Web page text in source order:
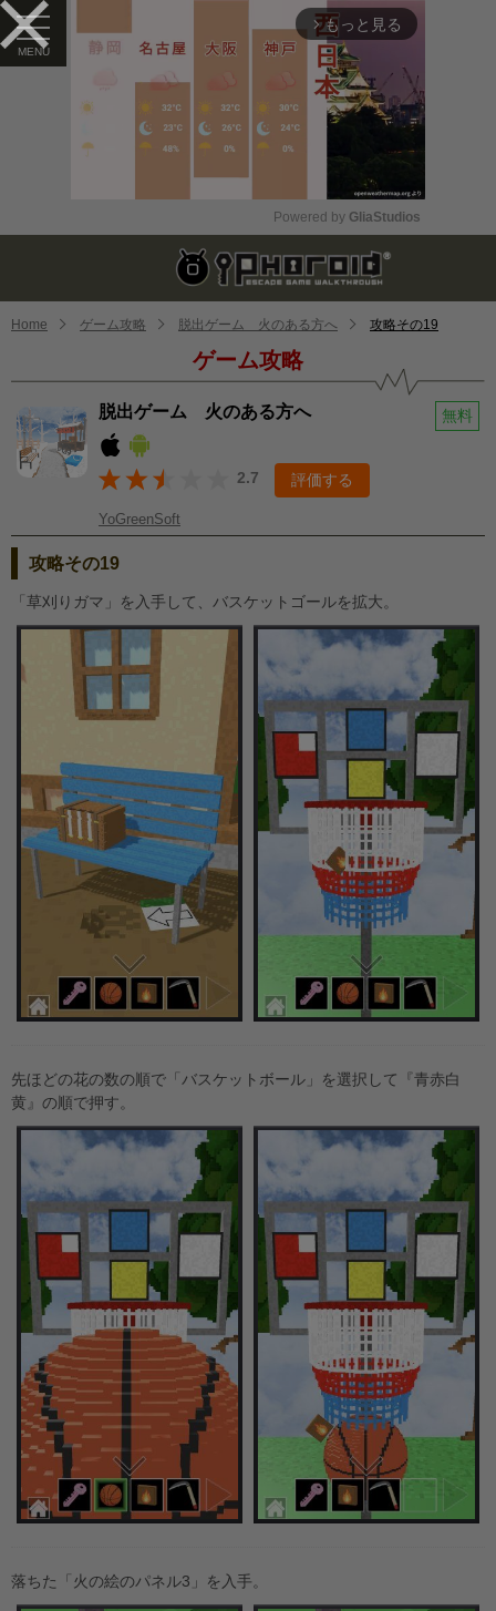
arrow_forward_ios もっと見る
Mute
Powered by GliaStudios
Home ゲーム攻略 脱出ゲーム 火のある方へ 攻略その19
ゲーム攻略
脱出ゲーム 火のある方へ 無料
2.7 評価する
YoGreenSoft
攻略その19
「草刈りガマ」を入手して、バスケットゴールを拡大。
先ほどの花の数の順で「バスケットボール」を選択して『青赤白
黄』の順で押す。
落ちた「火の絵のパネル3」を入手。